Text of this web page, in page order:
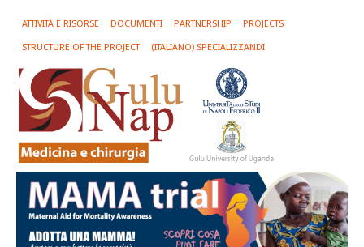
ATTIVITÀ E RISORSE DOCUMENTI PARTNERSHIP PROJECTS
STRUCTURE OF THE PROJECT (ITALIANO) SPECIALIZZANDI